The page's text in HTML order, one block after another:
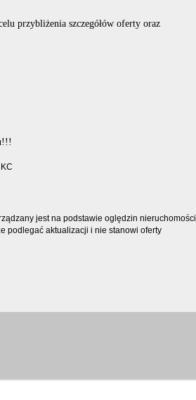
przybliżenia szczegółów oferty oraz
jest na podstawie oględzin nieruchomości
podlegać aktualizacji i nie stanowi oferty